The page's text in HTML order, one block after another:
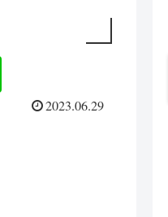
2023.06.29